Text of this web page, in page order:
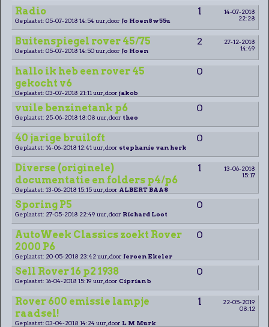
Radio 1
14-07-2018
22:28
Geplaatst: 05-07-2018 14:54 uur, door Jo Hoen8w55u
Buitenspiegel rover 45/75 2
27-12-2018
14:49
Geplaatst: 05-07-2018 14:50 uur, door Jo Hoen
hallo ik heb een rover 45
gekocht v6
0
Geplaatst: 03-07-2018 21:11 uur, door jakob
vuile benzinetank p6 0
Geplaatst: 25-06-2018 18:08 uur, door theo
40 jarige bruiloft 0
Geplaatst: 14-06-2018 12:41 uur, door stephanie van herk
Diverse (originele)
documentatie en folders p4/p6
1
13-06-2018
15:17
Geplaatst: 13-06-2018 15:15 uur, door ALBERT BAAS
Sporing P5 0
Geplaatst: 27-05-2018 22:49 uur, door Richard Loot
AutoWeek Classics zoekt Rover
2000 P6
0
Geplaatst: 20-05-2018 23:42 uur, door Jeroen Ekeler
Sell Rover 16 p2 1938 0
Geplaatst: 16-04-2018 15:19 uur, door Ciprian b
Rover 600 emissie lampje
raadsel!
1
22-05-2019
08:12
Geplaatst: 03-04-2018 14:24 uur, door L M Murk